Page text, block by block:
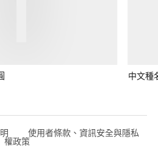
中文種
使用者條款、資訊安全與隱私
權政策